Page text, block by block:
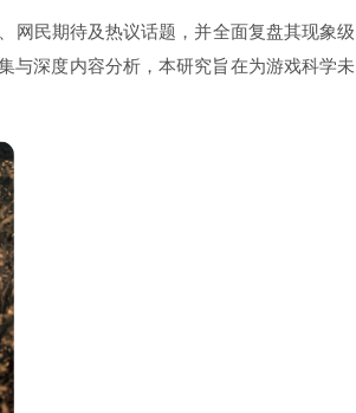
网民期待及热议话题，并全面复盘其现象级
与深度内容分析，本研究旨在为游戏科学未